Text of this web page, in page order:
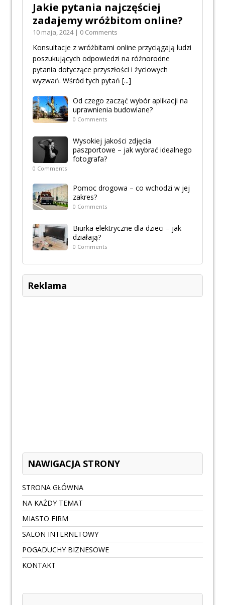
Jakie pytania najczęściej
zadajemy wróżbitom online?
10 maja, 2024 | 0 Comments
Konsultacje z wróżbitami online przyciągają ludzi
poszukujących odpowiedzi na różnorodne
pytania dotyczące przyszłości i życiowych
wyzwań. Wśród tych pytań [...]
Od czego zacząć wybór aplikacji na
uprawnienia budowlane?
0 Comments
Wysokiej jakości zdjęcia
paszportowe – jak wybrać idealnego
fotografa?
0 Comments
Pomoc drogowa – co wchodzi w jej
zakres?
0 Comments
Biurka elektryczne dla dzieci – jak
działają?
0 Comments
Reklama
NAWIGACJA STRONY
STRONA GŁÓWNA
NA KAŻDY TEMAT
MIASTO FIRM
SALON INTERNETOWY
POGADUCHY BIZNESOWE
KONTAKT